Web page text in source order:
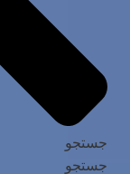
جستجو
جستجو